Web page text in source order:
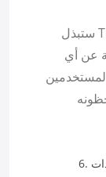
ستبذل Troov قصارى جهدها لضمان الإشراف على
عن أي